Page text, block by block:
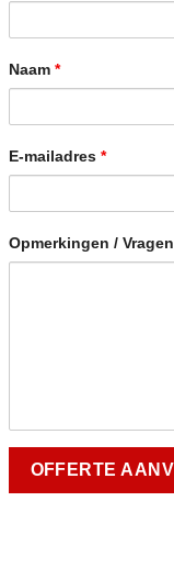
Naam *
E-mailadres *
Opmerkingen / Vragen